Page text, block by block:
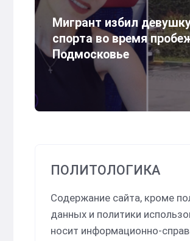
Мигрант избил
спорта во время
Подмосковье
ПОЛИТОЛОГИКА
Содержание сайта, кроме
данных и политики
носит информационно-